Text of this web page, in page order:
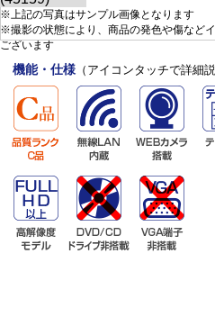
※上記の写真はサンプル画像となります
※撮影の状態により、商品の発色や傷など
ございます
機能・仕様 （アイコンタッチで詳細